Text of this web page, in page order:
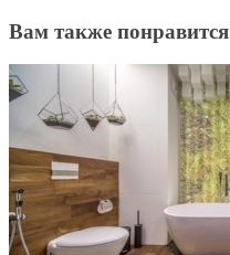
Вам также понравится